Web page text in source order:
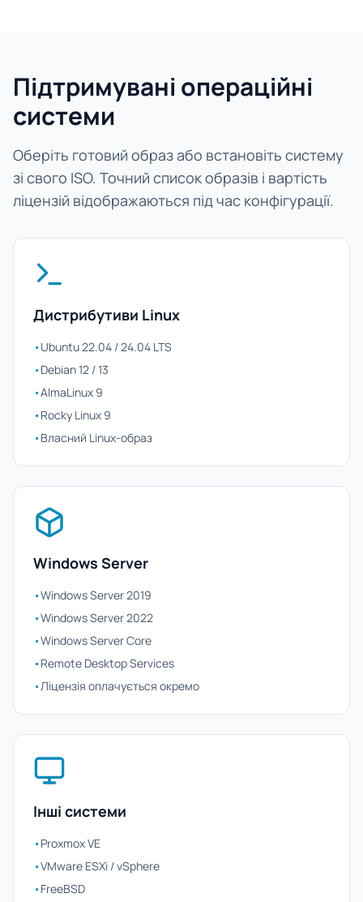
Підтримувані операційні
системи
Оберіть готовий образ або встановіть систему
зі свого ISO. Точний список образів і вартість
ліцензій відображаються під час конфігурації.
Дистрибутиви Linux
•Ubuntu 22.04 / 24.04 LTS
•Debian 12 / 13
•AlmaLinux 9
•Rocky Linux 9
•Власний Linux-образ
Windows Server
•Windows Server 2019
•Windows Server 2022
•Windows Server Core
•Remote Desktop Services
•Ліцензія оплачується окремо
Інші системи
•Proxmox VE
•VMware ESXi / vSphere
•FreeBSD